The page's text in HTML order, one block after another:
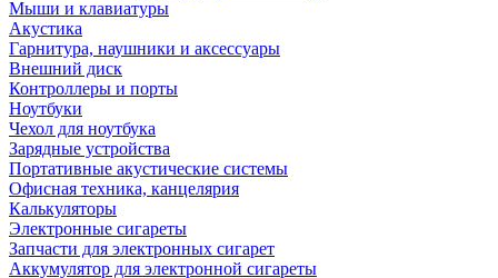
Мыши и клавиатуры
Акустика
Гарнитура, наушники и аксессуары
Внешний диск
Контроллеры и порты
Ноутбуки
Чехол для ноутбука
Зарядные устройства
Портативные акустические системы
Офисная техника, канцелярия
Калькуляторы
Электронные сигареты
Запчасти для электронных сигарет
Аккумулятор для электронной сигареты